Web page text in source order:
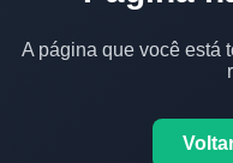
A página que você está